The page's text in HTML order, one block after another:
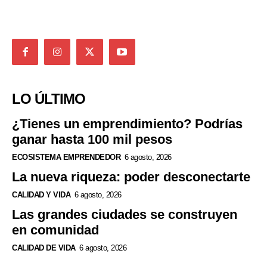
LO ÚLTIMO
¿Tienes un emprendimiento? Podrías
ganar hasta 100 mil pesos
ECOSISTEMA EMPRENDEDOR 6 agosto, 2026
La nueva riqueza: poder desconectarte
CALIDAD Y VIDA 6 agosto, 2026
Las grandes ciudades se construyen
en comunidad
CALIDAD DE VIDA 6 agosto, 2026